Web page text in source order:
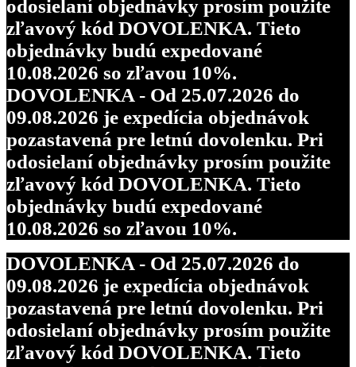
odosielaní objednávky prosím použite
zľavový kód DOVOLENKA. Tieto
objednávky budú expedované
10.08.2026 so zľavou 10%.
DOVOLENKA - Od 25.07.2026 do
09.08.2026 je expedícia objednávok
pozastavená pre letnú dovolenku. Pri
odosielaní objednávky prosím použite
zľavový kód DOVOLENKA. Tieto
objednávky budú expedované
10.08.2026 so zľavou 10%.
DOVOLENKA - Od 25.07.2026 do
09.08.2026 je expedícia objednávok
pozastavená pre letnú dovolenku. Pri
odosielaní objednávky prosím použite
zľavový kód DOVOLENKA. Tieto